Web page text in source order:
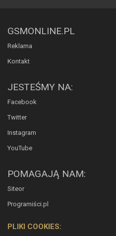
GSMONLINE.PL
Reklama
Kontakt
JESTEŚMY NA:
Facebook
Twitter
Instagram
YouTube
POMAGAJĄ NAM:
Siteor
Programiści.pl
PLIKI COOKIES: